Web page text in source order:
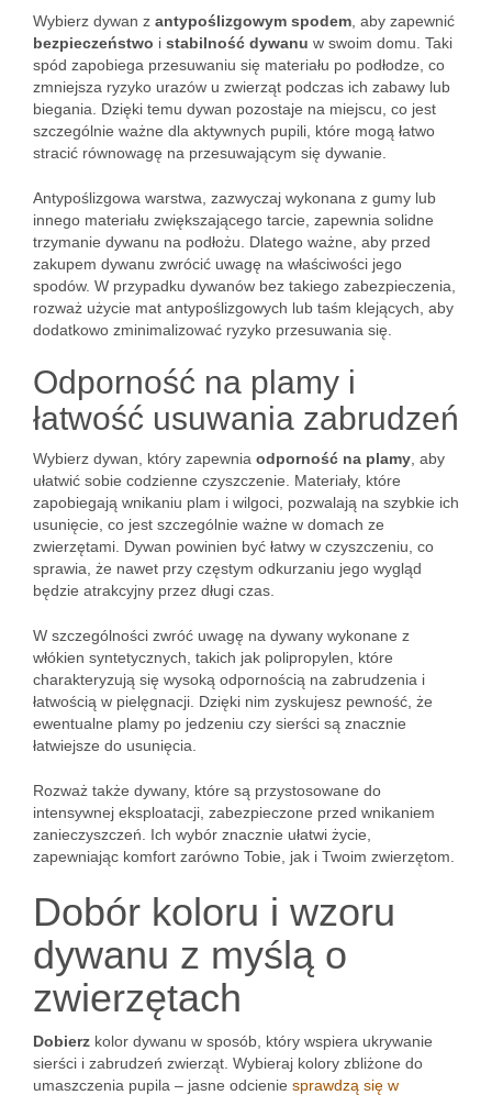
Wybierz dywan z antypoślizgowym spodem , aby zapewnić
bezpieczeństwo i stabilność dywanu w swoim domu. Taki
spód zapobiega przesuwaniu się materiału po podłodze, co
zmniejsza ryzyko urazów u zwierząt podczas ich zabawy lub
biegania. Dzięki temu dywan pozostaje na miejscu, co jest
szczególnie ważne dla aktywnych pupili, które mogą łatwo
stracić równowagę na przesuwającym się dywanie.
Antypoślizgowa warstwa, zazwyczaj wykonana z gumy lub
innego materiału zwiększającego tarcie, zapewnia solidne
trzymanie dywanu na podłożu. Dlatego ważne, aby przed
zakupem dywanu zwrócić uwagę na właściwości jego
spodów. W przypadku dywanów bez takiego zabezpieczenia,
rozważ użycie mat antypoślizgowych lub taśm klejących, aby
dodatkowo zminimalizować ryzyko przesuwania się.
Odporność na plamy i
łatwość usuwania zabrudzeń
Wybierz dywan, który zapewnia odporność na plamy , aby
ułatwić sobie codzienne czyszczenie. Materiały, które
zapobiegają wnikaniu plam i wilgoci, pozwalają na szybkie ich
usunięcie, co jest szczególnie ważne w domach ze
zwierzętami. Dywan powinien być łatwy w czyszczeniu, co
sprawia, że nawet przy częstym odkurzaniu jego wygląd
będzie atrakcyjny przez długi czas.
W szczególności zwróć uwagę na dywany wykonane z
włókien syntetycznych, takich jak polipropylen, które
charakteryzują się wysoką odpornością na zabrudzenia i
łatwością w pielęgnacji. Dzięki nim zyskujesz pewność, że
ewentualne plamy po jedzeniu czy sierści są znacznie
łatwiejsze do usunięcia.
Rozważ także dywany, które są przystosowane do
intensywnej eksploatacji, zabezpieczone przed wnikaniem
zanieczyszczeń. Ich wybór znacznie ułatwi życie,
zapewniając komfort zarówno Tobie, jak i Twoim zwierzętom.
Dobór koloru i wzoru
dywanu z myślą o
zwierzętach
Dobierz kolor dywanu w sposób, który wspiera ukrywanie
sierści i zabrudzeń zwierząt. Wybieraj kolory zbliżone do
umaszczenia pupila – jasne odcienie sprawdzą się w